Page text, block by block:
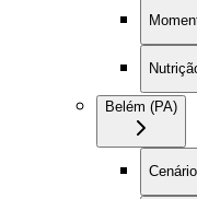
Belém (PA)